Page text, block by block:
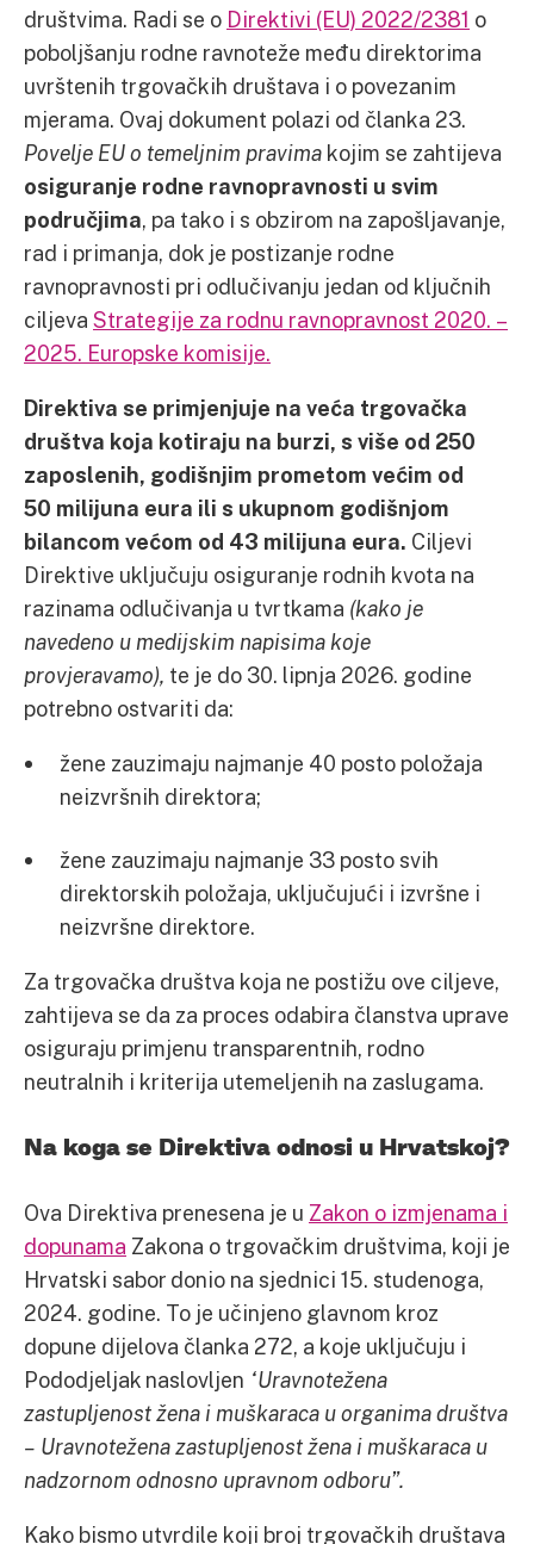
društvima. Radi se o Direktivi (EU) 2022/2381 o
poboljšanju rodne ravnoteže među direktorima
uvrštenih trgovačkih društava i o povezanim
mjerama. Ovaj dokument polazi od članka 23.
Povelje EU o temeljnim pravima kojim se zahtijeva
osiguranje rodne ravnopravnosti u svim
područjima, pa tako i s obzirom na zapošljavanje,
rad i primanja, dok je postizanje rodne
ravnopravnosti pri odlučivanju jedan od ključnih
ciljeva Strategije za rodnu ravnopravnost 2020. –
2025. Europske komisije.
Direktiva se primjenjuje na veća trgovačka
društva koja kotiraju na burzi, s više od 250
zaposlenih, godišnjim prometom većim od
50 milijuna eura ili s ukupnom godišnjom
bilancom većom od 43 milijuna eura. Ciljevi
Direktive uključuju osiguranje rodnih kvota na
razinama odlučivanja u tvrtkama (kako je
navedeno u medijskim napisima koje
provjeravamo), te je do 30. lipnja 2026. godine
potrebno ostvariti da:
žene zauzimaju najmanje 40 posto položaja
neizvršnih direktora;
žene zauzimaju najmanje 33 posto svih
direktorskih položaja, uključujući i izvršne i
neizvršne direktore.
Za trgovačka društva koja ne postižu ove ciljeve,
zahtijeva se da za proces odabira članstva uprave
osiguraju primjenu transparentnih, rodno
neutralnih i kriterija utemeljenih na zaslugama.
Na koga se Direktiva odnosi u Hrvatskoj?
Ova Direktiva prenesena je u Zakon o izmjenama i
dopunama Zakona o trgovačkim društvima, koji je
Hrvatski sabor donio na sjednici 15. studenoga,
2024. godine. To je učinjeno glavnom kroz
dopune dijelova članka 272, a koje uključuju i
Pododjeljak naslovljen “Uravnotežena
zastupljenost žena i muškaraca u organima društva
– Uravnotežena zastupljenost žena i muškaraca u
nadzornom odnosno upravnom odboru”.
Kako bismo utvrdile koji broj trgovačkih društava